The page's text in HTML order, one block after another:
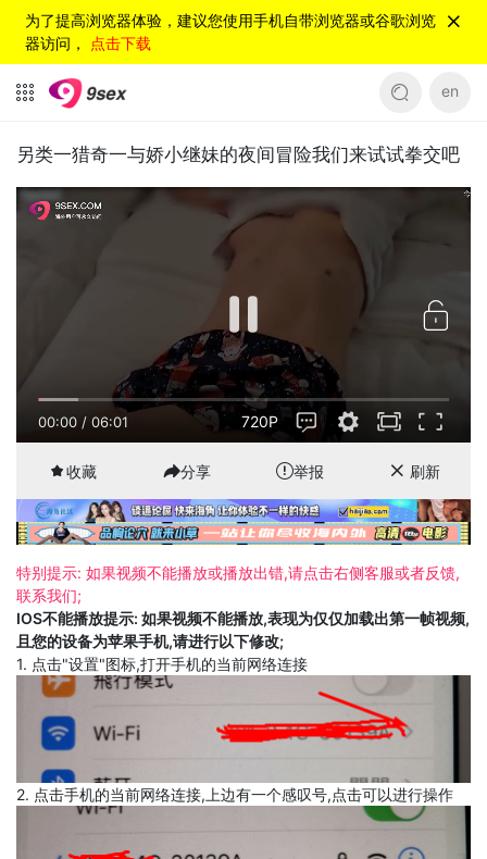
为了提高浏览器体验，建议您使用手机自带浏览器或谷歌浏览
器访问， 点击下载
en
另类一猎奇一与娇小继妹的夜间冒险我们来试试拳交吧
00:00 / 06:01 720P
收藏 分享 举报 刷新
特别提示: 如果视频不能播放或播放出错,请点击右侧客服或者反馈,
联系我们;
IOS不能播放提示: 如果视频不能播放,表现为仅仅加载出第一帧视频,
且您的设备为苹果手机,请进行以下修改;
1. 点击"设置"图标,打开手机的当前网络连接
2. 点击手机的当前网络连接,上边有一个感叹号,点击可以进行操作